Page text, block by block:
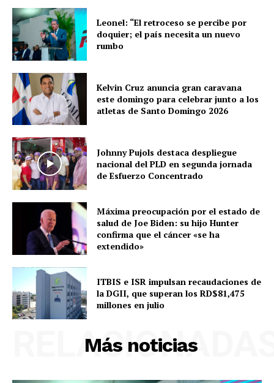
Leonel: “El retroceso se percibe por
doquier; el país necesita un nuevo
rumbo
Kelvin Cruz anuncia gran caravana
este domingo para celebrar junto a los
atletas de Santo Domingo 2026
Johnny Pujols destaca despliegue
nacional del PLD en segunda jornada
de Esfuerzo Concentrado
Máxima preocupación por el estado de
salud de Joe Biden: su hijo Hunter
confirma que el cáncer «se ha
extendido»
ITBIS e ISR impulsan recaudaciones de
la DGII, que superan los RD$81,475
millones en julio
Más noticias